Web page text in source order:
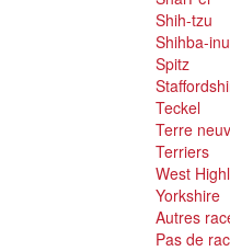
Shih-tzu
Shihba-inu
Spitz
Teckel
Terre
Terriers
West
Yorkshire
Autres
Pas de